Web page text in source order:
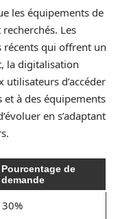
les équipements de
Les
qui offrent un
la digitalisation
utilisateurs d’accéder
et à des équipements
en s’adaptant
Pourcentage de
demande
30%